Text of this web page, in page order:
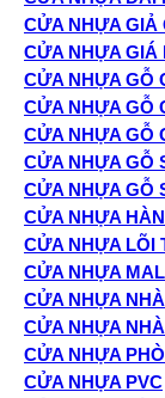
CỬA NHỰA GIẢ
CỬA NHỰA GIÁ
CỬA NHỰA GỖ
CỬA NHỰA GỖ
CỬA NHỰA GỖ
CỬA NHỰA GỖ
CỬA NHỰA GỖ
CỬA NHỰA
CỬA NHỰA LÕI
CỬA NHỰA
CỬA NHỰA
CỬA NHỰA
CỬA NHỰA
CỬA NHỰA PVC